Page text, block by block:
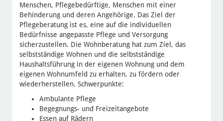
Menschen, Pflegebedürftige, Menschen mit einer
Behinderung und deren Angehörige. Das Ziel der
Pflegeberatung ist es, eine auf die individuellen
Bedürfnisse angepasste Pflege und Versorgung
sicherzustellen. Die Wohnberatung hat zum Ziel, das
selbstständige Wohnen und die selbstständige
Haushaltsführung in der eigenen Wohnung und dem
eigenen Wohnumfeld zu erhalten, zu fördern oder
wiederherstellen. Schwerpunkte:
Ambulante Pflege
Begegnungs- und Freizeitangebote
Essen auf Rädern